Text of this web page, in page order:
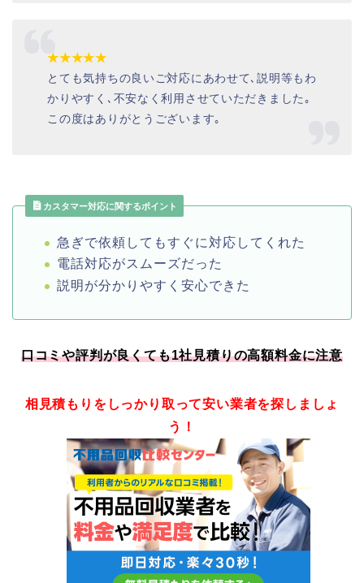
★★★★★
とても気持ちの良いご対応にあわせて､説明等もわ
かりやすく､不安なく利用させていただきました｡
この度はありがとうございます｡
カスタマー対応に関するポイント
急ぎで依頼してもすぐに対応してくれた
電話対応がスムーズだった
説明が分かりやすく安心できた
口コミや評判が良くても1社見積りの高額料金に注意
相見積もりをしっかり取って安い業者を探しましょ
う！